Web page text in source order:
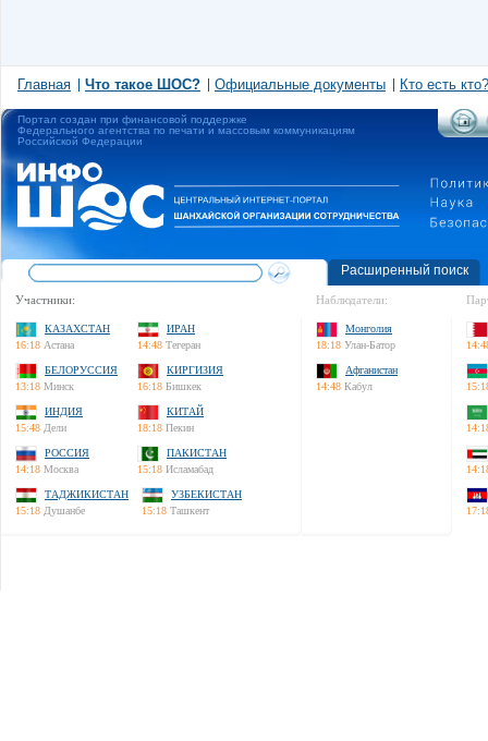
Главная Что такое ШОС? Официальные документы Кто есть кто?
Портал создан при финансовой поддержке
Федерального агентства по печати и массовым коммуникациям
Российской Федерации
Расширенный поиск
Участники:
КАЗАХСТАН
16:18 Астана
ИРАН
14:48 Тегеран
БЕЛОРУССИЯ
13:18 Минск
КИРГИЗИЯ
16:18 Бишкек
ИНДИЯ
15:48 Дели
КИТАЙ
18:18 Пекин
РОССИЯ
14:18 Москва
ПАКИСТАН
15:18 Исламабад
ТАДЖИКИСТАН
15:18 Душанбе
УЗБЕКИСТАН
15:18 Ташкент
Наблюдатели:
Монголия
18:18 Улан-Батор
Афганистан
14:48 Кабул